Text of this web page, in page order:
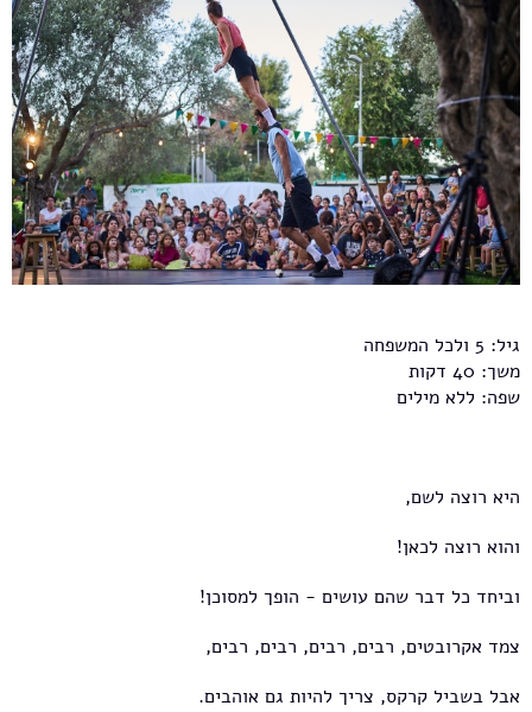
גיל: 5 ולכל המשפחה
משך: 40 דקות
שפה: ללא מילים
היא רוצה לשם,
והוא רוצה לכאן!
וביחד כל דבר שהם עושים - הופך למסוכן!
צמד אקרובטים, רבים, רבים, רבים, רבים,
אבל בשביל קרקס, צריך להיות גם אוהבים.